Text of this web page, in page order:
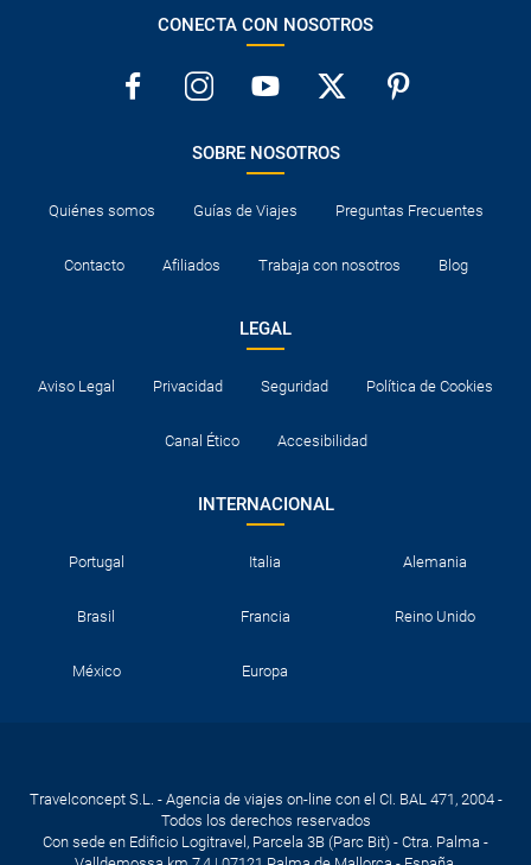
CONECTA CON NOSOTROS
SOBRE NOSOTROS
Quiénes somos Guías de Viajes Preguntas Frecuentes
Contacto Afiliados Trabaja con nosotros Blog
LEGAL
Aviso Legal Privacidad Seguridad Política de Cookies
Canal Ético Accesibilidad
INTERNACIONAL
Portugal Italia Alemania
Brasil Francia Reino Unido
México Europa
Travelconcept S.L. - Agencia de viajes on-line con el CI. BAL 471, 2004 -
Todos los derechos reservados
Con sede en Edificio Logitravel, Parcela 3B (Parc Bit) - Ctra. Palma -